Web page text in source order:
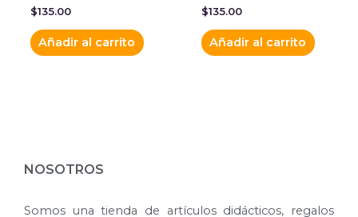
$135.00
Añadir al carrito
$135.00
Añadir al carrito
NOSOTROS
Somos una tienda de artículos didácticos, regalos